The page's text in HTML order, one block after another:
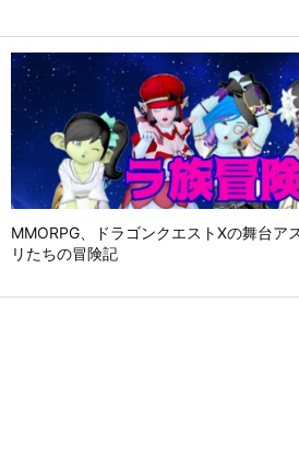
MMORPG、ドラゴンクエストⅩの舞台ア
リたちの冒険記